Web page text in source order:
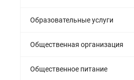
Образовательные услуги
Общественная организация
Общественное питание